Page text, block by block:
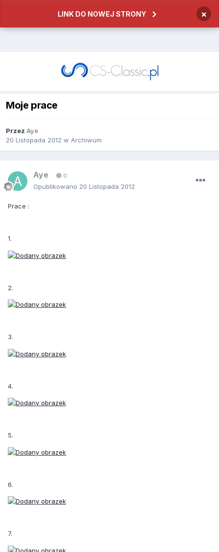
LINK DO NOWEJ STRONY ×
Moje prace
Przez Aye
20 Listopada 2012 w Archiwum
Aye 0
Opublikowano 20 Listopada 2012
Prace :
1.
2.
3.
4.
5.
6.
7.